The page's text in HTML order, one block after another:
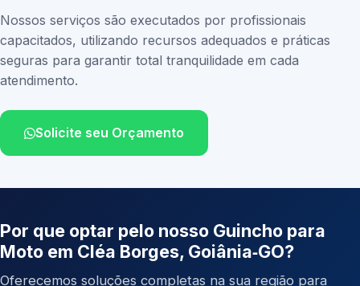
Nossos serviços são executados por profissionais
capacitados, utilizando recursos adequados e práticas
seguras para garantir total tranquilidade em cada
atendimento.
Solicite seu Orçamento
Por que optar pelo nosso Guincho para
Moto em Cléa Borges, Goiânia‑GO?
Oferecemos soluções completas na sua região para